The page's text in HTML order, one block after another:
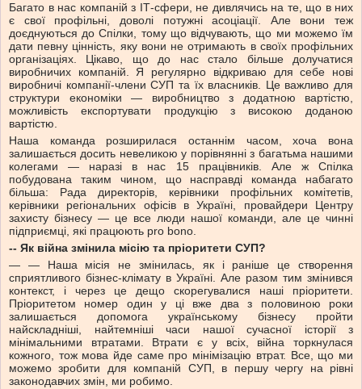
Багато в нас компаній з ІТ-сфери, не дивлячись на те, що в них
є свої профільні, доволі потужні асоціації. Але вони теж
доєднуються до Спілки, тому що відчувають, що ми можемо їм
дати певну цінність, яку вони не отримають в своїх профільних
організаціях. Цікаво, що до нас стало більше долучатися
виробничих компаній. Я регулярно відкриваю для себе нові
виробничі компанії-члени СУП та їх власників. Це важливо для
структури економіки — виробництво з додатною вартістю,
можливість експортувати продукцію з високою доданою
вартістю.
Наша команда розширилася останнім часом, хоча вона
залишається досить невеликою у порівнянні з багатьма нашими
колегами — наразі в нас 15 працівників. Але ж Спілка
побудована таким чином, що насправді команда набагато
більша: Рада директорів, керівники профільних комітетів,
керівники регіональних офісів в Україні, провайдери Центру
захисту бізнесу — це все люди нашої команди, але це чинні
підприємці, які працюють pro bono.
-- Як війна змінила місію та пріоритети СУП?
— — Наша місія не змінилась, як і раніше це створення
сприятливого бізнес-клімату в Україні. Але разом тим змінився
контекст, і через це дещо cкорегувалися наші пріоритети.
Пріоритетом номер один у ці вже два з половиною роки
залишається допомога українському бізнесу пройти
найскладніші, найтемніші часи нашої сучасної історії з
мінімальними втратами. Втрати є у всіх, війна торкнулася
кожного, тож мова йде саме про мінімізацію втрат. Все, що ми
можемо зробити для компаній СУП, в першу чергу на рівні
законодавчих змін, ми робимо.